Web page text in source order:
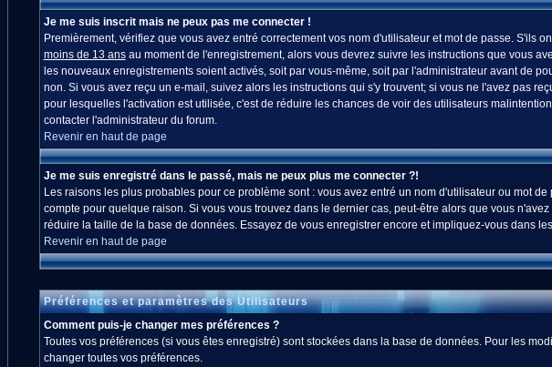
Je me suis inscrit mais ne peux pas me connecter !
Premièrement, vérifiez que vous avez entré correctement vos nom d'utilisateur et mot de passe. S'ils
moins de 13 ansau moment de l'enregistrement, alors vous devrez suivre les instructions que vous
les nouveaux enregistrements soient activés, soit par vous-même, soit par l'administrateur avant de
non. Si vous avez reçu un e-mail, suivez alors les instructions qui s'y trouvent; si vous ne l'avez pas
pour lesquelles l'activation est utilisée, c'est de réduire les chances de voir des utilisateurs
contacter l'administrateur du forum.
Revenir en haut de page
Je me suis enregistré dans le passé, mais ne peux plus me connecter ?!
Les raisons les plus probables pour ce problème sont : vous avez entré un nom d'utilisateur ou mot
compte pour quelque raison. Si vous vous trouvez dans le dernier cas, peut-être alors que vous
réduire la taille de la base de données. Essayez de vous enregistrer encore et impliquez-vous dans
Revenir en haut de page
Préférences et paramètres des Utilisateurs
Comment puis-je changer mes préférences ?
Toutes vos préférences (si vous êtes enregistré) sont stockées dans la base de données. Pour les
changer toutes vos préférences.